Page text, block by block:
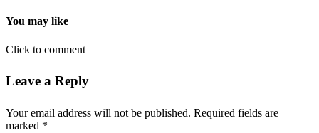
You may like
Click to comment
Leave a Reply
Your email address will not be published. Required fields are
marked *